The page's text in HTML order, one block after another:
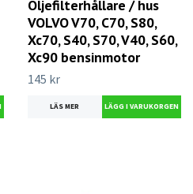
Oljefilterhållare / hus
VOLVO V70, C70, S80,
Xc70, S40, S70, V40, S60,
Xc90 bensinmotor
145 kr
LÄS MER